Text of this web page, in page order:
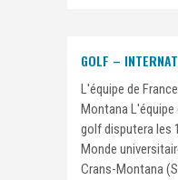
GOLF –
L'équipe de
Montana L'équipe
golf disputera les
Monde
Crans-Montana